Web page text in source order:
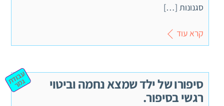
סגנונות […]
קרא עוד
סיפורו של ילד שמצא נחמה וביטוי
רגשי בסיפור.
ע
ב
וד
ת ג
מ
ר